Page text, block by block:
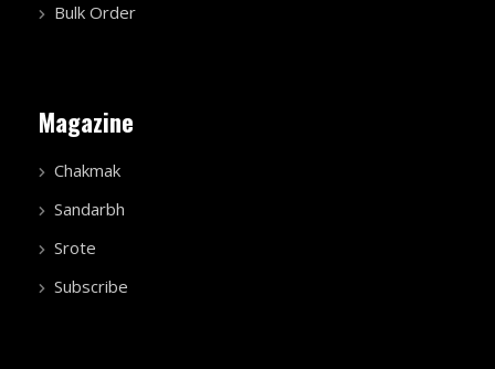
Bulk Order
Magazine
Chakmak
Sandarbh
Srote
Subscribe